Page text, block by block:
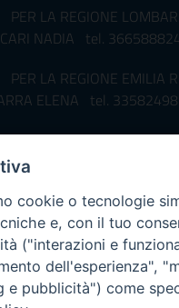
LA REGIONE
NADIA tel.
LA REGIONE EMILIA
ELENA tel.
Disponibilità viene
giornate di sabato e nei
il campione con la scheda
e la relativa modulistica
cookie o tecnologie
e, con il tuo
("interazioni e
dell'esperienza",
e pubblicità") come